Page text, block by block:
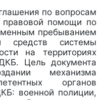
по вопросам
правовой помощи по
пребыванием
средств системы
на территориях
Цель документа
механизма
органов
военной полиции,